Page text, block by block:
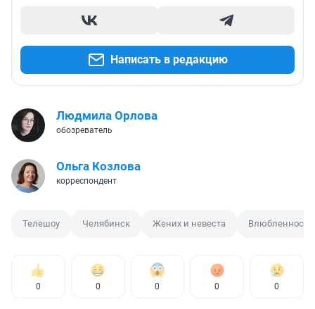
Написать в редакцию
Людмила Орлова
обозреватель
Ольга Козлова
корреспондент
Телешоу Челябинск Жених и невеста Влюбленность
0 0 0 0 0